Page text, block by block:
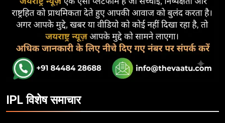
IPL विशेष समाचार